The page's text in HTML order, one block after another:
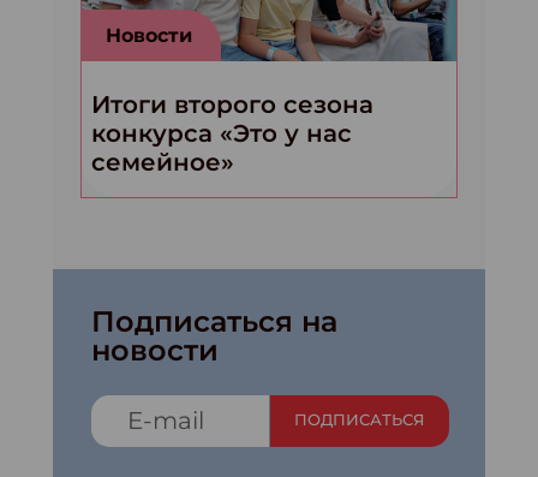
Новости
Итоги второго сезона
конкурса «Это у нас
семейное»
Подписаться на
новости
ПОДПИСАТЬСЯ